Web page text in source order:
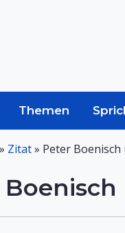
Themen
» Zitat» Peter